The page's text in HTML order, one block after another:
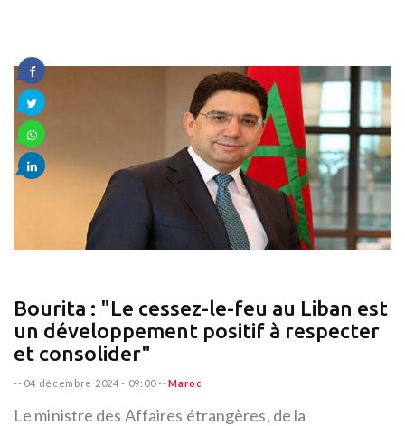
Bourita : "Le cessez-le-feu au Liban est
un développement positif à respecter
et consolider"
-- 04 décembre 2024 - 09:00--Maroc
Le ministre des Affaires étrangères, de la